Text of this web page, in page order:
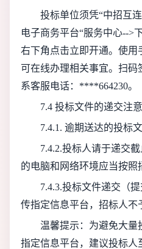
投标单位须凭“中招互
电子商务平台“服务中心-->
右下角点击立即开通。使用
可在线办理相关事宜。扫码
系客服电话：****664230。
7.4 投标文件的递交注
7.4.1. 逾期送达的投标
7.4.2.投标人请于递交
的电脑和网络环境应当按照
7.4.3.投标文件递交（
传指定信息平台，招标人
温馨提示：为避免大量
指定信息平台，建议投标人